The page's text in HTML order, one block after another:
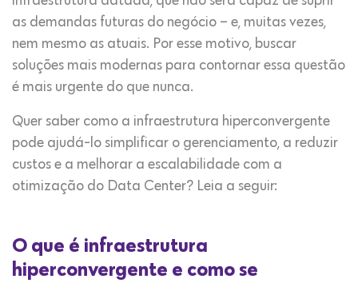
as demandas futuras do negócio – e, muitas vezes,
nem mesmo as atuais. Por esse motivo, buscar
soluções mais modernas para contornar essa questão
é mais urgente do que nunca.
Quer saber como a infraestrutura hiperconvergente
pode ajudá-lo simplificar o gerenciamento, a reduzir
custos e a melhorar a escalabilidade com a
otimização do Data Center? Leia a seguir:
O que é infraestrutura
hiperconvergente e como se